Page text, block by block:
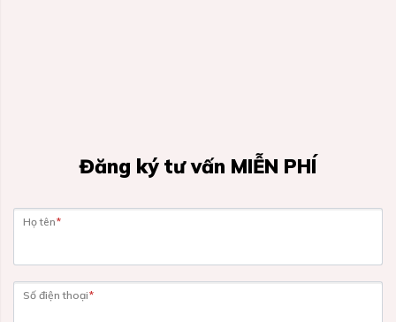
Đăng ký tư vấn MIỄN PHÍ
Họ tên*
Số điện thoại*